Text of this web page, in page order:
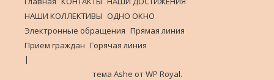
НАШИ КОЛЛЕКТИВЫ ОДНО ОКНО
Электронные обращения Прямая линия
Прием граждан Горячая линия
тема Ashe отWP Royal.